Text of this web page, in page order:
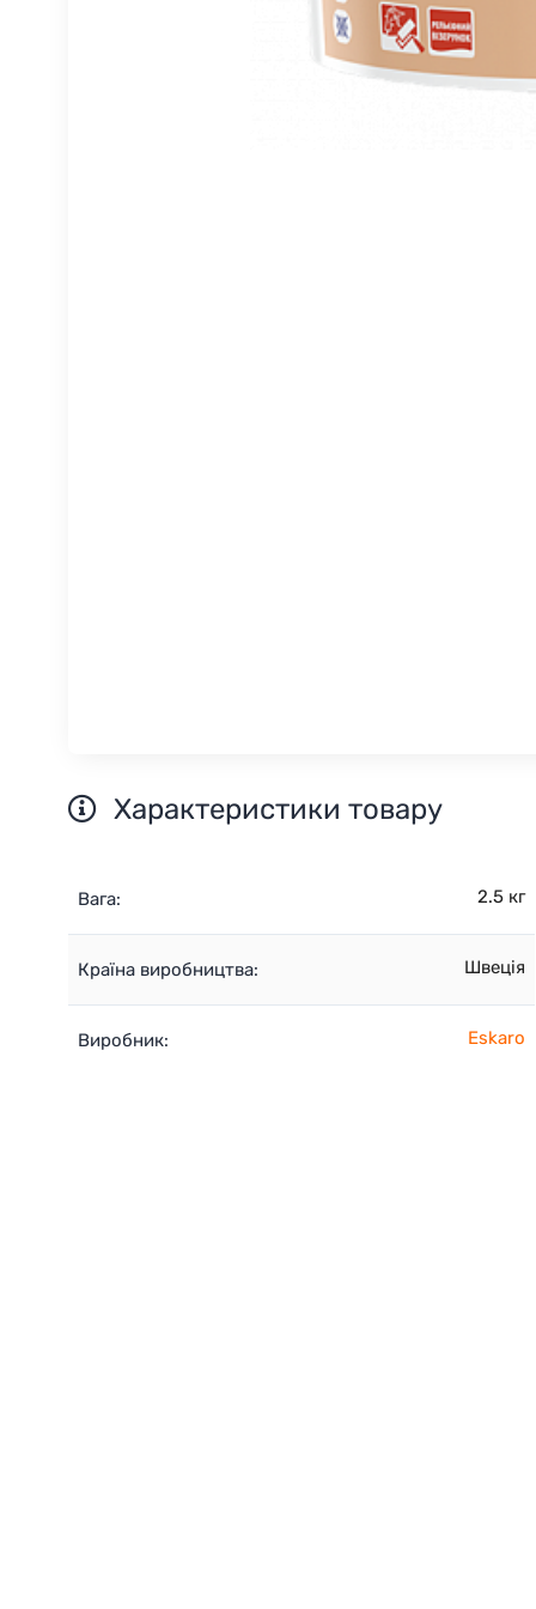
Характеристики товару
Вага: 2.5 кг
Країна виробництва: Швеція
Виробник: Eskaro